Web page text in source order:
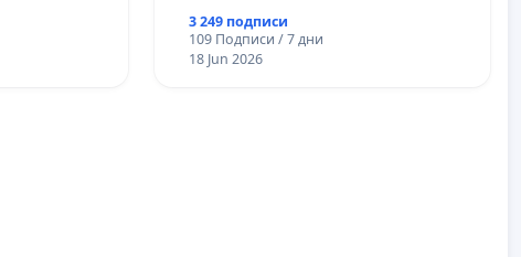
3 249 подписи
109 Подписи / 7 дни
18 Jun 2026